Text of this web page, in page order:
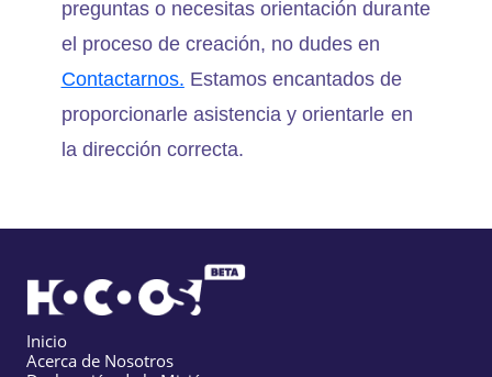
preguntas o necesitas orientación durante
el proceso de creación, no dudes en
Contactarnos. Estamos encantados de
proporcionarle asistencia y orientarle en
la dirección correcta.
Inicio
Acerca de Nosotros